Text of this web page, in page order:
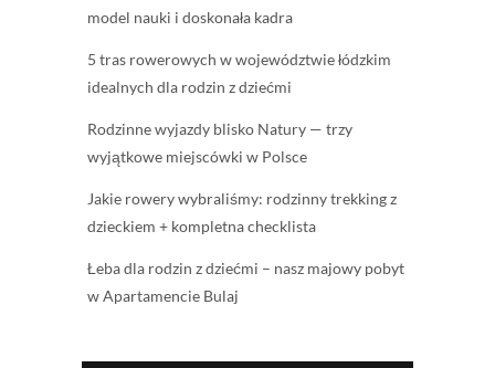
model nauki i doskonała kadra
5 tras rowerowych w województwie łódzkim
idealnych dla rodzin z dziećmi
Rodzinne wyjazdy blisko Natury — trzy
wyjątkowe miejscówki w Polsce
Jakie rowery wybraliśmy: rodzinny trekking z
dzieckiem + kompletna checklista
Łeba dla rodzin z dziećmi – nasz majowy pobyt
w Apartamencie Bulaj